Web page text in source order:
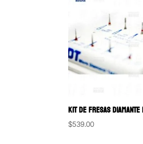
$539.00